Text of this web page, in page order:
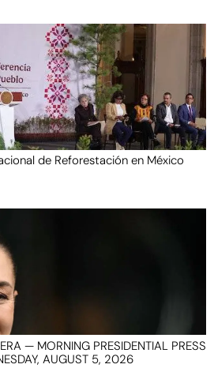
de Reforestación en México
— MORNING PRESIDENTIAL PRESS
AUGUST 5, 2026